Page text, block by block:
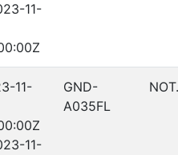
11-
11-
11-
GND-
A035FL